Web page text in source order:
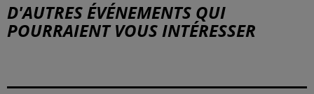
D'AUTRES ÉVÉNEMENTS QUI
POURRAIENT VOUS INTÉRESSER